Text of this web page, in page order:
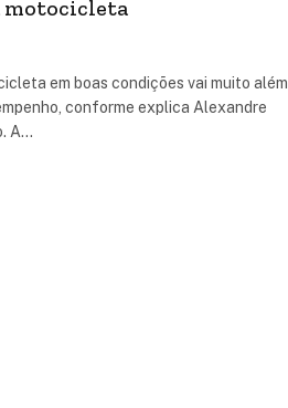
motocicleta
em boas condições vai muito além
conforme explica Alexandre
A…